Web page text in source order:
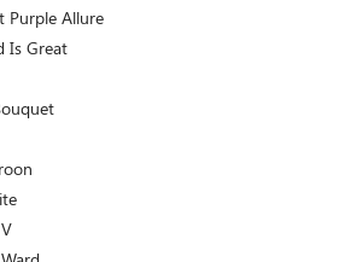
Purple Allure
Is Great